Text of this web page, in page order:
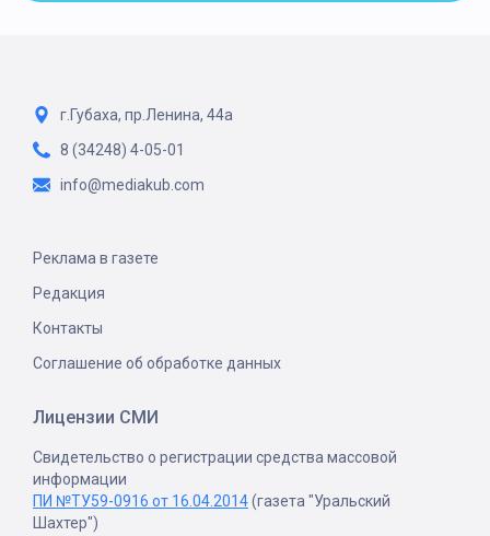
г.Губаха, пр.Ленина, 44а
8 (34248) 4-05-01
info@mediakub.com
Реклама в газете
Редакция
Контакты
Соглашение об обработке данных
Лицензии СМИ
Свидетельство о регистрации средства массовой
информации
ПИ №ТУ59-0916 от 16.04.2014(газета "Уральский
Шахтер")